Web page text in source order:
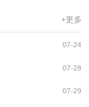
+更多
07-24
07-28
07-29